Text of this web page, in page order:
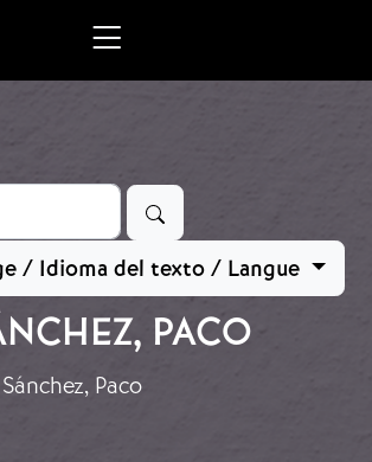
/ Idioma del texto / Langue
PACO
Paco